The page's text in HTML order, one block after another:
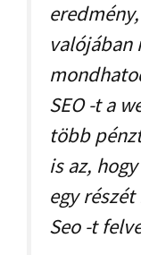
valójában
SEO -t a
több
is az,
egy
Seo -t